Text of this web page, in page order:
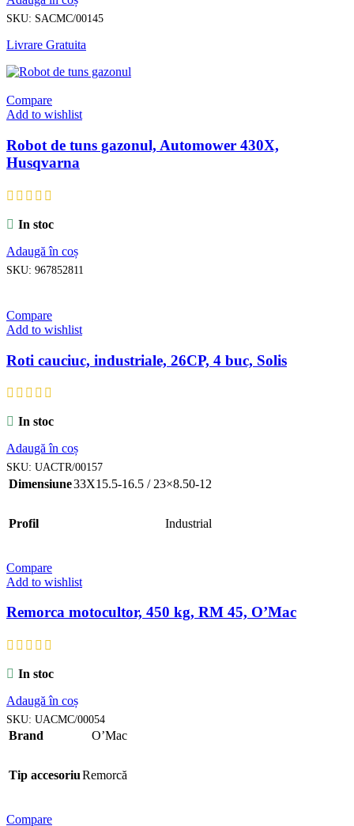
SKU: SACMC/00145
Livrare Gratuita
Compare
Add to wishlist
Robot de tuns gazonul, Automower 430X,
Husqvarna
In stoc
Adaugă în coș
SKU: 967852811
Compare
Add to wishlist
Roti cauciuc, industriale, 26CP, 4 buc, Solis
In stoc
Adaugă în coș
SKU: UACTR/00157
Dimensiune33X15.5-16.5 / 23×8.50-12
Profil Industrial
Compare
Add to wishlist
Remorca motocultor, 450 kg, RM 45, O’Mac
In stoc
Adaugă în coș
SKU: UACMC/00054
Brand O’Mac
Tip accesoriuRemorcă
Compare